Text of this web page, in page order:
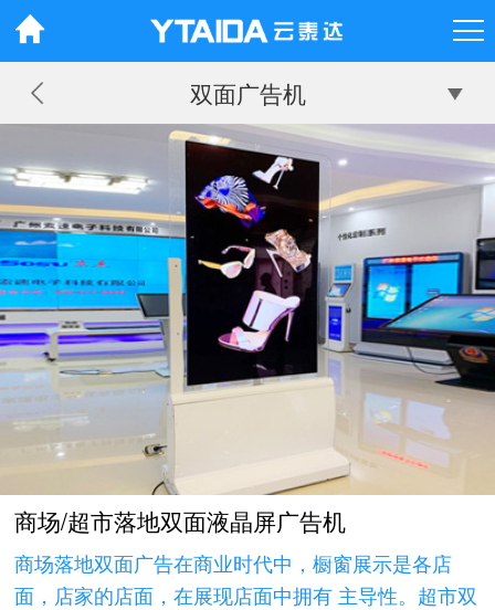
双面广告机
商场/超市落地双面液晶屏广告机
商场落地双面广告在商业时代中，橱窗展示是各店
面，店家的店面，在展现店面中拥有 主导性。超市双